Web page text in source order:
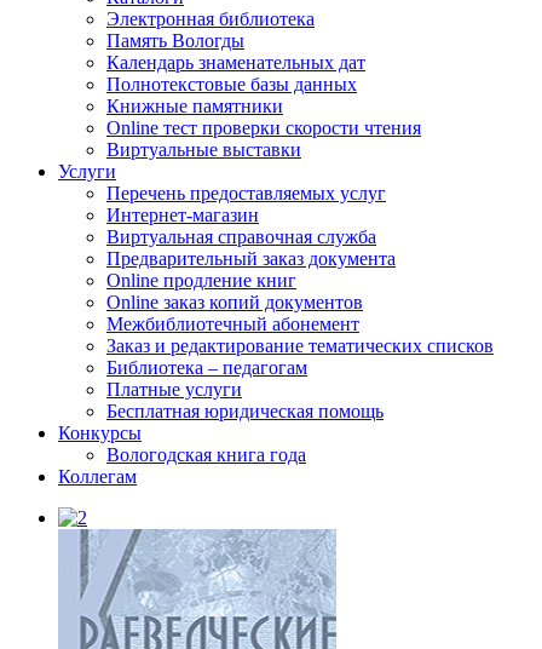
Электронная библиотека
Память Вологды
Календарь знаменательных дат
Полнотекстовые базы данных
Книжные памятники
Online тест проверки скорости чтения
Виртуальные выставки
Услуги
Перечень предоставляемых услуг
Интернет-магазин
Виртуальная справочная служба
Предварительный заказ документа
Online продление книг
Online заказ копий документов
Межбиблиотечный абонемент
Заказ и редактирование тематических списков
Библиотека – педагогам
Платные услуги
Бесплатная юридическая помощь
Конкурсы
Вологодская книга года
Коллегам